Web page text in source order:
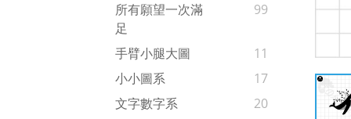
所有願望一次滿
足
99
手臂小腿大圖
11
小小圖系
17
文字數字系
20